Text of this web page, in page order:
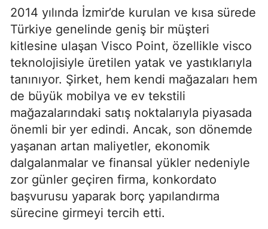
2014 yılında İzmir’de kurulan ve kısa sürede
Türkiye genelinde geniş bir müşteri
kitlesine ulaşan Visco Point, özellikle visco
teknolojisiyle üretilen yatak ve yastıklarıyla
tanınıyor. Şirket, hem kendi mağazaları hem
de büyük mobilya ve ev tekstili
mağazalarındaki satış noktalarıyla piyasada
önemli bir yer edindi. Ancak, son dönemde
yaşanan artan maliyetler, ekonomik
dalgalanmalar ve finansal yükler nedeniyle
zor günler geçiren firma, konkordato
başvurusu yaparak borç yapılandırma
sürecine girmeyi tercih etti.